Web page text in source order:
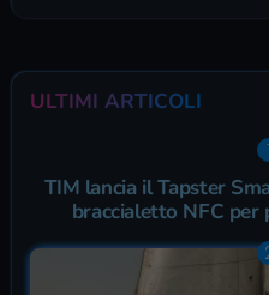
ULTIMI ARTICOLI
TIM lancia il Tapster
braccialetto NFC per